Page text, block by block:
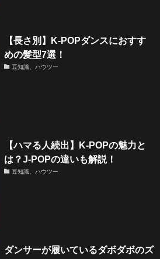
【長さ別】K-POPダンスにおすす
めの髪型7選！
豆知識、ハウツー
【ハマる人続出】K-POPの魅力と
は？J-POPの違いも解説！
豆知識、ハウツー
ダンサーが履いているダボダボのズ